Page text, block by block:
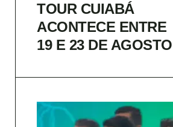
TOUR CUIABÁ
ACONTECE ENTRE
19 E 23 DE AGOSTO